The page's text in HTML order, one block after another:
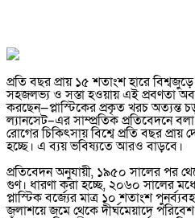
প্রতি বছর প্রায় ১৫ শতাংশ হারে
সহজলভ্য ও সস্তা হওয়ায় এই প্রবণতা
করছেন—প্লাস্টিকের প্রকৃত খরচ অত্যন্ত
ল্যানসেট–এর সাম্প্রতিক প্রতিবেদনে
রোগের চিকিৎসায় বিশ্বে প্রতি বছর প্রায়
হচ্ছে। এ ব্যয় ভবিষ্যতে আরও বাড়বে।
প্রতিবেদন অনুযায়ী, ১৯৫০ সালের পর
গুণ। ধারণা করা হচ্ছে, ২০৬০ সালের
প্লাস্টিক বর্জ্যের মাত্র ১০ শতাংশ
জলাশয়ে জমে থেকে দীর্ঘমেয়াদে